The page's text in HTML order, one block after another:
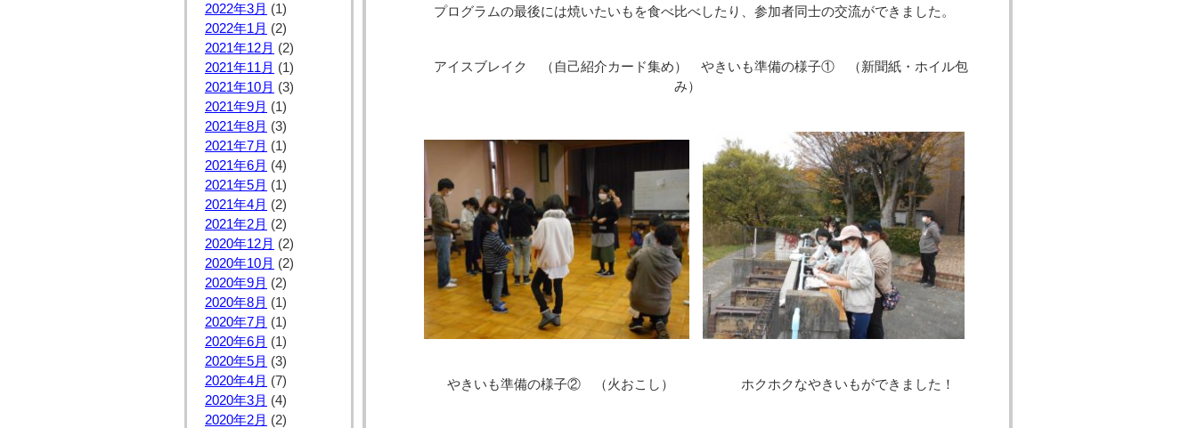
2022年3月 (1)
2022年1月 (2)
2021年12月 (2)
2021年11月 (1)
2021年10月 (3)
2021年9月 (1)
2021年8月 (3)
2021年7月 (1)
2021年6月 (4)
2021年5月 (1)
2021年4月 (2)
2021年2月 (2)
2020年12月 (2)
2020年10月 (2)
2020年9月 (2)
2020年8月 (1)
2020年7月 (1)
2020年6月 (1)
2020年5月 (3)
2020年4月 (7)
2020年3月 (4)
2020年2月 (2)
プログラムの最後には焼いたいもを食べ比べしたり、参加者同士の交流ができました。
アイスブレイク （自己紹介カード集め） やきいも準備の様子① （新聞紙・ホイル包
み）
やきいも準備の様子② （火おこし） ホクホクなやきいもができました！